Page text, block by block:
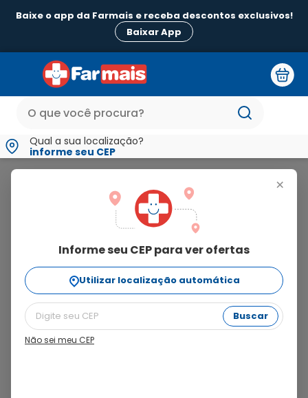
Baixe o app da Farmais e receba descontos exclusivos!
Baixar App
Qual a sua localização?
informe seu CEP
+
Informe seu CEP para ver ofertas
Utilizar localização automática
Buscar
Não sei meu CEP
filtrar
Ordenar Porrelevância
12%